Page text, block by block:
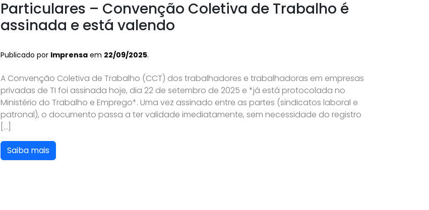
Particulares – Convenção Coletiva de Trabalho é
assinada e está valendo
Publicado por Imprensa em 22/09/2025.
A Convenção Coletiva de Trabalho (CCT) dos trabalhadores e trabalhadoras em empresas
privadas de TI foi assinada hoje, dia 22 de setembro de 2025 e *já está protocolada no
Ministério do Trabalho e Emprego*. Uma vez assinado entre as partes (sindicatos laboral e
patronal), o documento passa a ter validade imediatamente, sem necessidade do registro
[…]
Saiba mais